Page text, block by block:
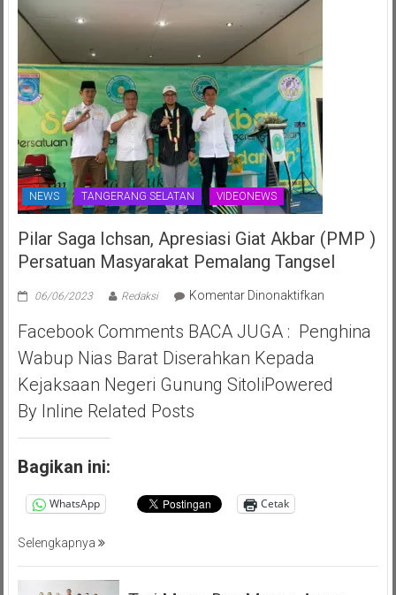
NEWS TANGERANG SELATAN VIDEONEWS
Pilar Saga Ichsan, Apresiasi Giat Akbar (PMP )
Persatuan Masyarakat Pemalang Tangsel
06/06/2023 Redaksi Komentar Dinonaktifkanpada
Saga
Giat
Facebook Comments BACA JUGA : Penghina
Wabup Nias Barat Diserahkan Kepada
Kejaksaan Negeri Gunung SitoliPowered
By Inline Related Posts
Bagikan ini:
WhatsApp Cetak
Selengkapnya